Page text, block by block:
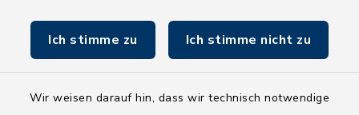
Ich stimme zu Ich stimme nicht zu
Wir weisen darauf hin, dass wir technisch notwendige
Fundbüro